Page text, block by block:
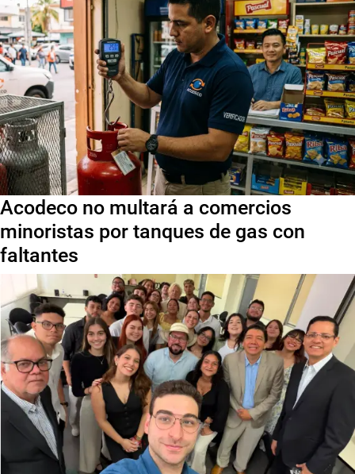
Acodeco no multará a comercios
minoristas por tanques de gas con
faltantes